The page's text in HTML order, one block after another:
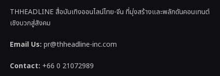
THHEADLINE สื่อบันเทิงออนไลน์ไทย-จีน ที่มุ่งสร้างและพลักดันคอนเทนต์
เชิงบวกสู่สังคม
Email Us: pr@thheadline-inc.com
Contact: +66 0 21072989